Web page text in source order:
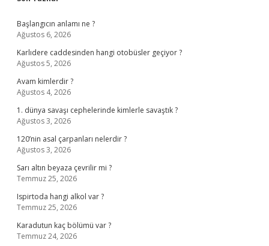
Sidebar
Başlangıcın anlamı ne ?
Ağustos 6, 2026
Karlıdere caddesinden hangi otobüsler geçiyor ?
Ağustos 5, 2026
Avam kimlerdir ?
Ağustos 4, 2026
1. dünya savaşı cephelerinde kimlerle savaştık ?
Ağustos 3, 2026
120’nin asal çarpanları nelerdir ?
Ağustos 3, 2026
Sarı altın beyaza çevrilir mi ?
Temmuz 25, 2026
Ispirtoda hangi alkol var ?
Temmuz 25, 2026
Karadutun kaç bölümü var ?
Temmuz 24, 2026